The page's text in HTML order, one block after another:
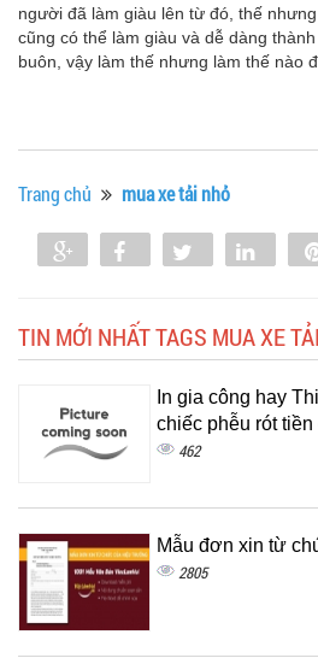
người đã làm giàu lên từ đó, thế
cũng có thể làm giàu và dễ dàng
buôn, vậy làm thế nhưng làm thế nào
Trang chủ mua xe tải nhỏ
Share Share Tweet Share
TIN MỚI NHẤT TAGS MUA XE
In gia công hay
chiếc phễu rót
462
Mẫu đơn xin từ
2805